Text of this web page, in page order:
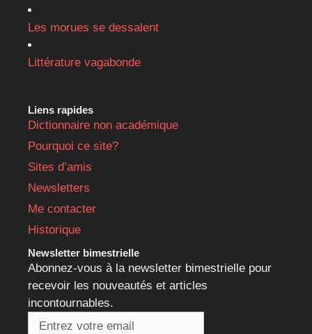
Les morues se dessalent
Littérature vagabonde
Liens rapides
Dictionnaire non académique
Pourquoi ce site?
Sites d’amis
Newsletters
Me contacter
Historique
Newsletter bimestrielle
Abonnez-vous à la newsletter bimestrielle pour
recevoir les nouveautés et articles
incontournables.